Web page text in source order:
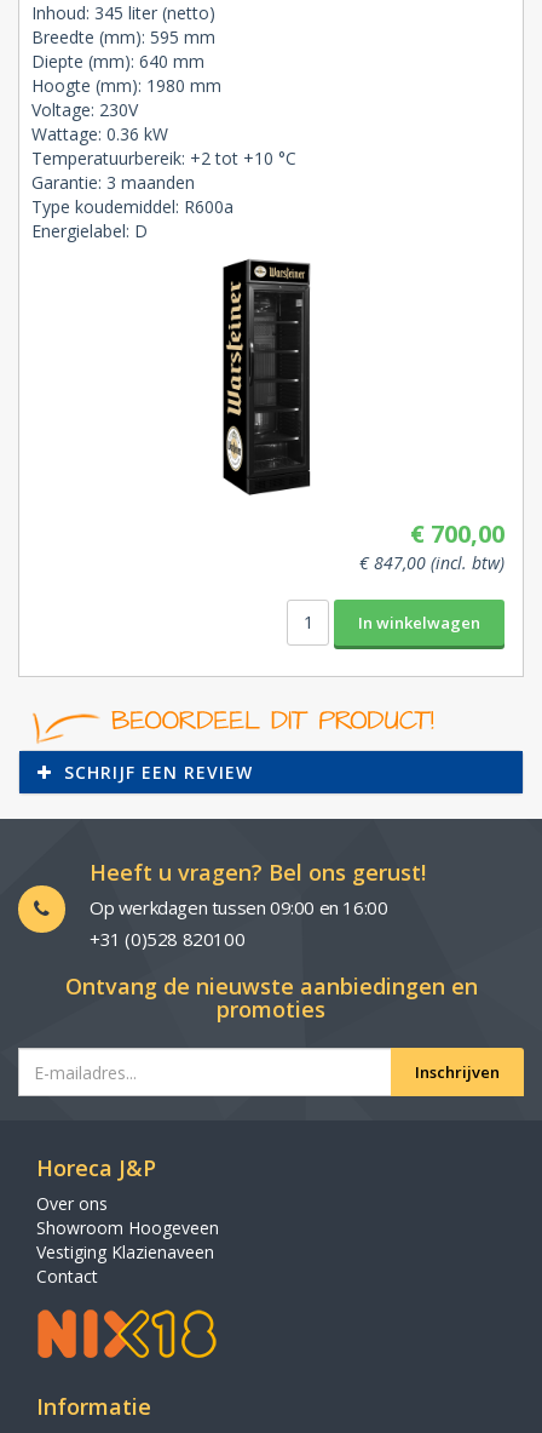
Inhoud: 345 liter (netto)
Breedte (mm): 595 mm
Diepte (mm): 640 mm
Hoogte (mm): 1980 mm
Voltage: 230V
Wattage: 0.36 kW
Temperatuurbereik: +2 tot +10 °C
Garantie: 3 maanden
Type koudemiddel: R600a
Energielabel: D
€ 700,00
€ 847,00 (incl. btw)
SCHRIJF EEN REVIEW
Heeft u vragen? Bel ons gerust!
Op werkdagen tussen 09:00 en 16:00
+31 (0)528 820100
Ontvang de nieuwste aanbiedingen en
promoties
Inschrijven
Horeca J&P
Over ons
Showroom Hoogeveen
Vestiging Klazienaveen
Contact
Informatie